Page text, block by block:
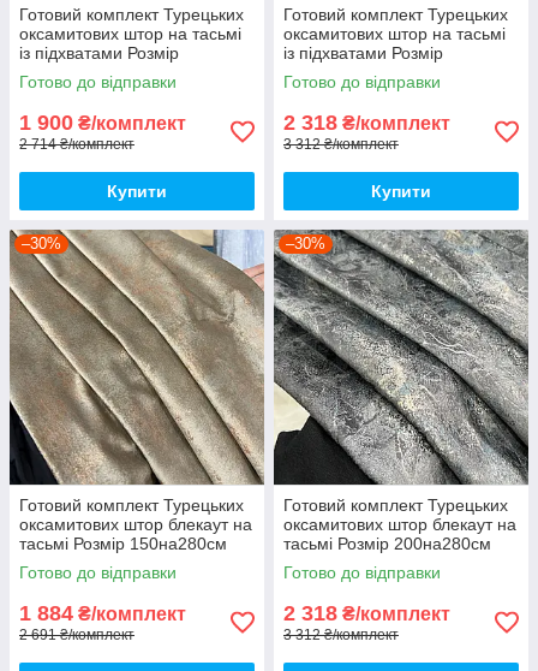
Готовий комплект Турецьких
оксамитових штор на тасьмі
із підхватами Розмір
150на280см Колір кремовий
Готово до відправки
1 900 ₴/комплект
2 714 ₴/комплект
Купити
Готовий комплект Турецьких
оксамитових штор на тасьмі
із підхватами Розмір
200на280см Колір капучіно
Готово до відправки
2 318 ₴/комплект
3 312 ₴/комплект
Купити
–30%
Готовий комплект Турецьких
оксамитових штор блекаут на
тасьмі Розмір 150на280см
Колір пісочний
Готово до відправки
1 884 ₴/комплект
2 691 ₴/комплект
–30%
Готовий комплект Турецьких
оксамитових штор блекаут на
тасьмі Розмір 200на280см
Колір графіт
Готово до відправки
2 318 ₴/комплект
3 312 ₴/комплект